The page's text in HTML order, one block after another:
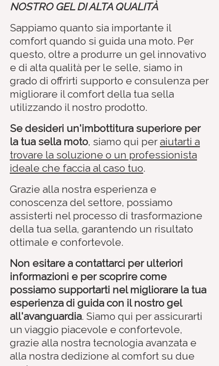
NOSTRO GEL DI ALTA QUALITÀ
Sappiamo quanto sia importante il
comfort quando si guida una moto. Per
questo, oltre a produrre un gel innovativo
e di alta qualità per le selle, siamo in
grado di offrirti supporto e consulenza per
migliorare il comfort della tua sella
utilizzando il nostro prodotto.
Se desideri un'imbottitura superiore per
la tua sella moto, siamo qui peraiutarti a
trovare la soluzione o un professionista
ideale che faccia al caso tuo.
Grazie alla nostra esperienza e
conoscenza del settore, possiamo
assisterti nel processo di trasformazione
della tua sella, garantendo un risultato
ottimale e confortevole.
Non esitare a contattarci per ulteriori
informazioni e per scoprire come
possiamo supportarti nel migliorare la tua
esperienza di guida con il nostro gel
all'avanguardia. Siamo qui per assicurarti
un viaggio piacevole e confortevole,
grazie alla nostra tecnologia avanzata e
alla nostra dedizione al comfort su due